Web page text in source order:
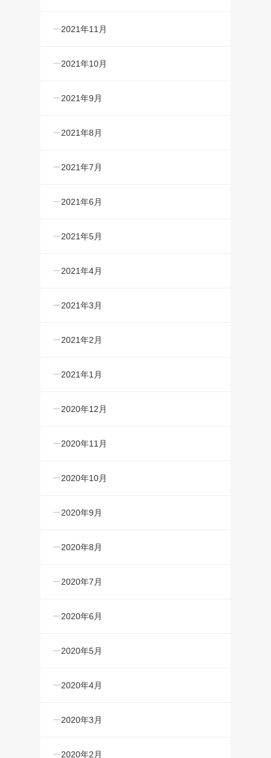
2021年11月
2021年10月
2021年9月
2021年8月
2021年7月
2021年6月
2021年5月
2021年4月
2021年3月
2021年2月
2021年1月
2020年12月
2020年11月
2020年10月
2020年9月
2020年8月
2020年7月
2020年6月
2020年5月
2020年4月
2020年3月
2020年2月